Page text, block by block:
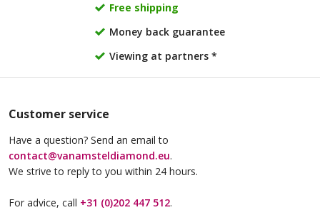
Van Amstel Hortus
Van Amstel
£ 595
Free shipping
Money back guarantee
Viewing at partners *
Customer service
Have a question? Send an email to
contact@vanamsteldiamond.eu.
We strive to reply to you within 24 hours.
For advice, call +31 (0)202 447 512.